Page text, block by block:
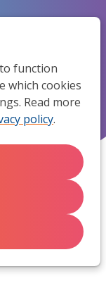
function
which cookies
Read more
policy.